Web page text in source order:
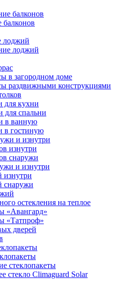
балконов
балконов
лоджий
лоджий
в загородном доме
раздвижными конструкциями
для кухни
для спальни
в ванную
в гостиную
и изнутри
изнутри
снаружи
и изнутри
изнутри
снаружи
остекления на теплое
«Авангард»
«Татпроф»
дверей
стеклопакеты
стекло Climaguard Solar